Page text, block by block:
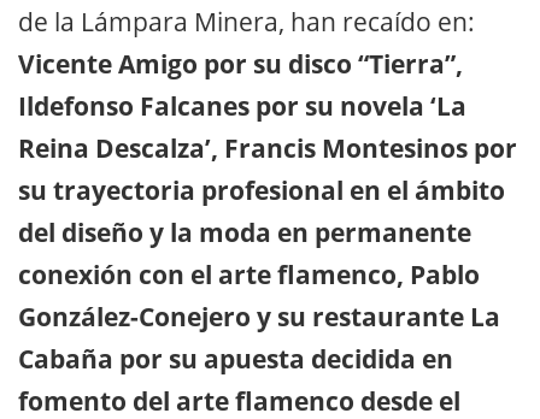
de la Lámpara Minera, han recaído en:
Vicente Amigo por su disco “Tierra”,
Ildefonso Falcanes por su novela ‘La
Reina Descalza’, Francis Montesinos por
su trayectoria profesional en el ámbito
del diseño y la moda en permanente
conexión con el arte flamenco, Pablo
González-Conejero y su restaurante La
Cabaña por su apuesta decidida en
fomento del arte flamenco desde el